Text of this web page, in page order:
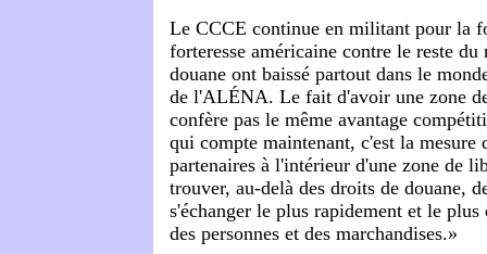
Le CCCE continue en militant pour la
forteresse américaine contre le reste
douane ont baissé partout dans le
de l'ALÉNA. Le fait d'avoir une zone
confère pas le même avantage
qui compte maintenant, c'est la mesure
partenaires à l'intérieur d'une zone de
trouver, au-delà des droits de douane,
s'échanger le plus rapidement et le
des personnes et des marchandises.»